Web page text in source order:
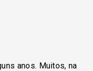
anos. Muitos, na